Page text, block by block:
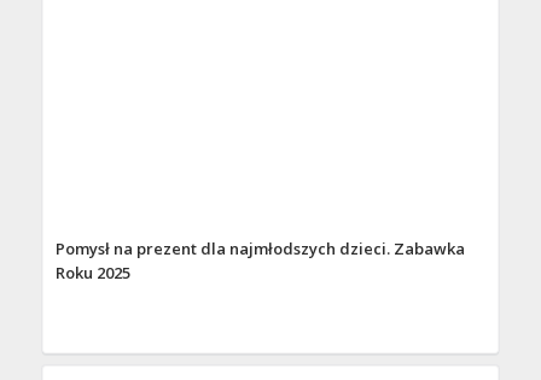
Pomysł na prezent dla najmłodszych dzieci. Zabawka
Roku 2025